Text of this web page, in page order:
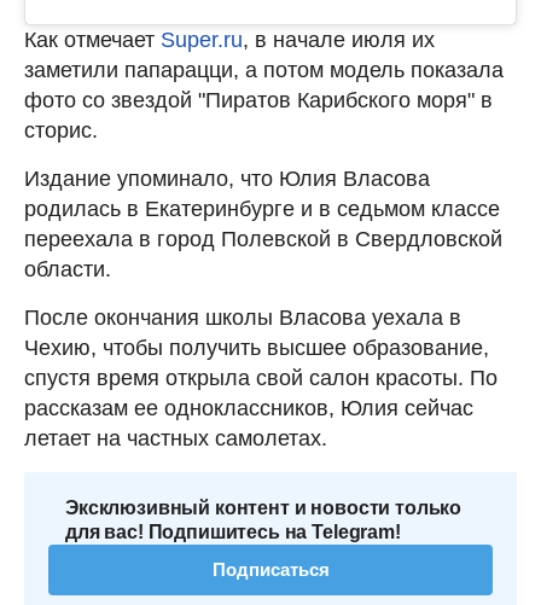
Как отмечает Super.ru, в начале июля их
заметили папарацци, а потом модель показала
фото со звездой "Пиратов Карибского моря" в
сторис.
Издание упоминало, что Юлия Власова
родилась в Екатеринбурге и в седьмом классе
переехала в город Полевской в Свердловской
области.
После окончания школы Власова уехала в
Чехию, чтобы получить высшее образование,
спустя время открыла свой салон красоты. По
рассказам ее одноклассников, Юлия сейчас
летает на частных самолетах.
Эксклюзивный контент и новости только
для вас! Подпишитесь на Telegram!
Подписаться